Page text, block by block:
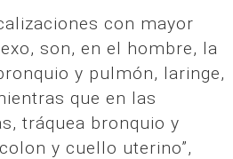
con mayor
son, en el hombre, la
y pulmón, laringe,
que en las
tráquea bronquio y
y cuello uterino”,